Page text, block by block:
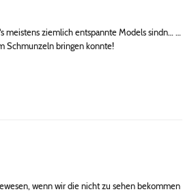
meistens ziemlich entspannte Models sindn… …
Schmunzeln bringen konnte!
wenn wir die nicht zu sehen bekommen